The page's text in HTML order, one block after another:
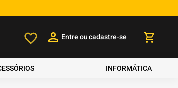
Entre ou cadastre-se
INFORMÁTICA